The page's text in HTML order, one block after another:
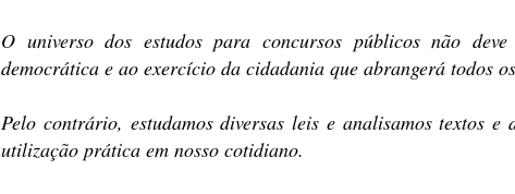
O universo dos estudos para concursos públicos não
democrática e ao exercício da cidadania que abrangerá todos
Pelo contrário, estudamos diversas leis e analisamos textos e
utilização prática em nosso cotidiano.